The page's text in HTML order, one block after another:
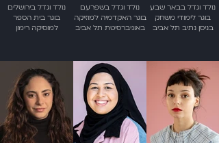
נולד וגדל בירושלים
בוגר בית הספר
למוסיקה רימון
נולד וגדל בשפרעם
בוגר האקדמיה למוזיקה
באוניברסיטת תל אביב
נולד וגדל בבאר שבע
בוגר לימודי משחק
בניסן נתיב תל אביב